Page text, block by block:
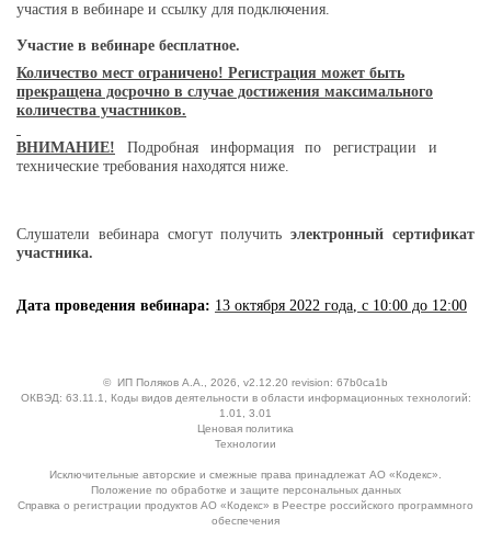
участия в вебинаре и ссылку для подключения.
Участие в вебинаре бесплатное.
Количество мест ограничено! Регистрация может быть
прекращена досрочно в случае достижения максимального
количества участников.
ВНИМАНИЕ!
Подробная информация по регистрации и
технические требования находятся ниже.
Слушатели вебинара смогут получитьэлектронный сертификат
участника.
Дата проведения вебинара: 13 октября 2022 года , с 10:00 до 12:00
© ИП Поляков А.А.
, 2026, v2.12.20 revision: 67b0ca1b
ОКВЭД: 63.11.1, Коды видов деятельности в области информационных технологий:
1.01, 3.01
Ценовая политика
Технологии
Исключительные авторские и смежные права принадлежат АО «Кодекс».
Положение по обработке и защите персональных данных
Справка о регистрации продуктов АО «Кодекс» в Реестре российского программного
обеспечения